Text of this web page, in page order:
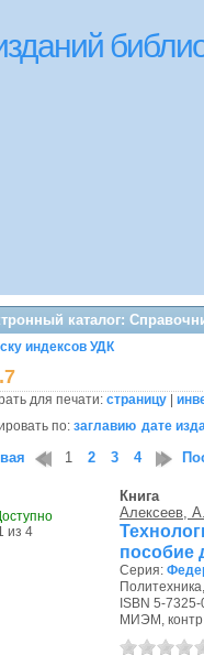
каталог:
индексов УДК
для печати: страницу
по: заглавию дате
1 2 3 4
из 4
Книга
Алексеев,
пособие
Серия:
ISBN 5-
МИЭМ,